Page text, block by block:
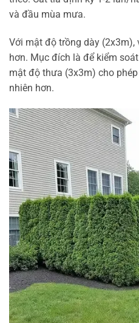
và đầu mùa mưa.
Với mật độ trồng dày
hơn. Mục đích là để kiểm
mật độ thưa (3x3m) cho
nhiên hơn.